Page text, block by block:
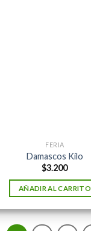
FERIA
Damascos Kilo
$3.200
AÑADIR AL CARRITO